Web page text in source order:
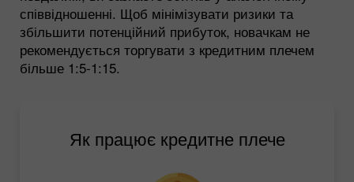
співвідношенні. Щоб мінімізувати ризики та
збільшити потенційний прибуток, новачкам не
рекомендується торгувати з кредитним плечем
більше 1:5-1:15.
Як працює кредитне плече